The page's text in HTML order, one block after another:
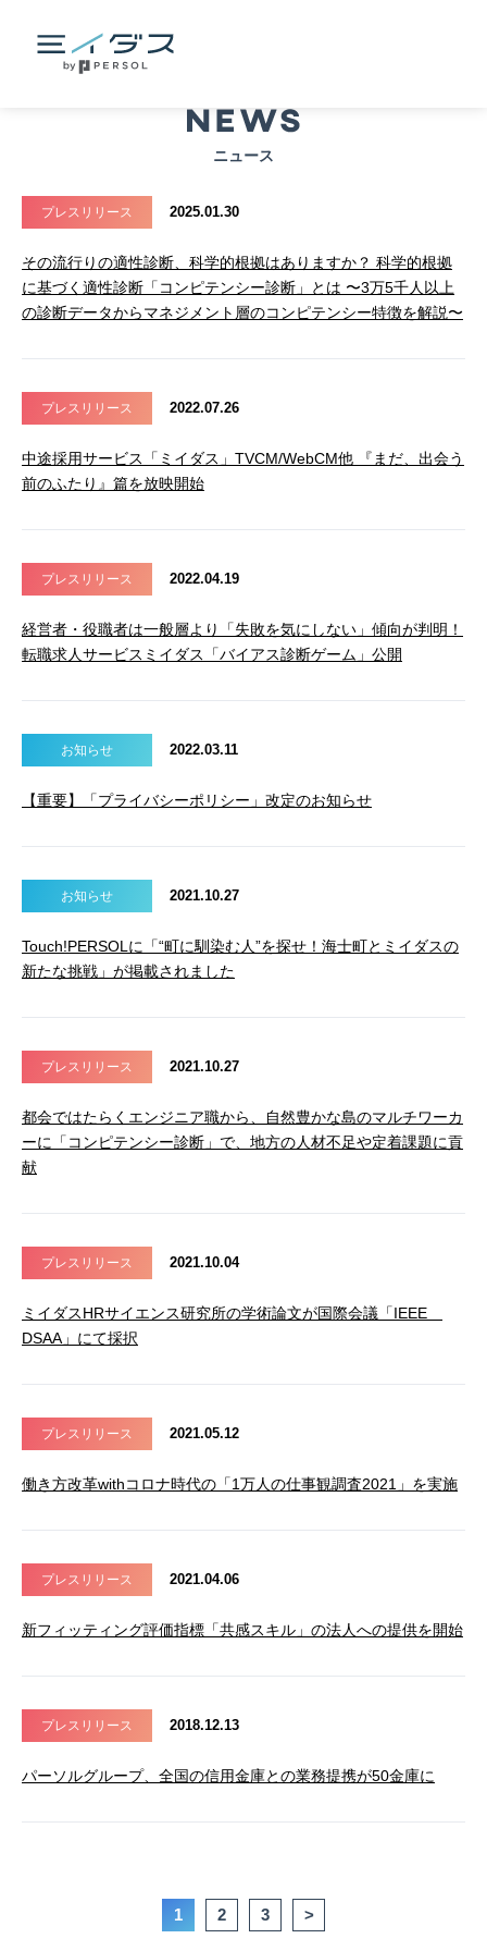
ニュース
プレスリリース 2025.01.30
その流行りの適性診断、科学的根拠はありますか？ 科学的根拠
に基づく適性診断「コンピテンシー診断」とは 〜3万5千人以上
の診断データからマネジメント層のコンピテンシー特徴を解説〜
プレスリリース 2022.07.26
中途採用サービス「ミイダス」TVCM/WebCM他 『まだ、出会う
前のふたり』篇を放映開始
プレスリリース 2022.04.19
経営者・役職者は一般層より「失敗を気にしない」傾向が判明！
転職求人サービスミイダス「バイアス診断ゲーム」公開
お知らせ 2022.03.11
【重要】「プライバシーポリシー」改定のお知らせ
お知らせ 2021.10.27
Touch!PERSOLに「“町に馴染む人”を探せ！海士町とミイダスの
新たな挑戦」が掲載されました
プレスリリース 2021.10.27
都会ではたらくエンジニア職から、自然豊かな島のマルチワーカ
ーに「コンピテンシー診断」で、地方の人材不足や定着課題に貢
献
プレスリリース 2021.10.04
ミイダスHRサイエンス研究所の学術論文が国際会議「IEEE
DSAA」にて採択
プレスリリース 2021.05.12
働き方改革withコロナ時代の「1万人の仕事観調査2021」を実施
プレスリリース 2021.04.06
新フィッティング評価指標「共感スキル」の法人への提供を開始
プレスリリース 2018.12.13
パーソルグループ、全国の信用金庫との業務提携が50金庫に
1 2 3 >